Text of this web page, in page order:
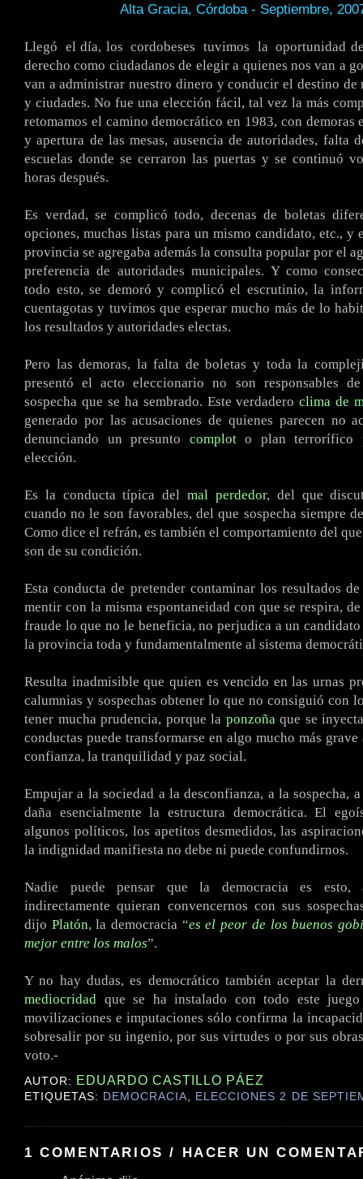
Alta Gracia, Córdoba - Septiembre,
Llegó el día, los .cordobeses tuvimos la.oportunidad
derecho como ciudadanos de elegir a quienes nos van a
van a administrar nuestro dinero y conducir el destino de
y ciudades. No fue una elección fácil, tal vez la más
retomamos el camino democrático en 1983, con demoras
y apertura de las mesas, ausencia de autoridades, falta
escuelas donde se cerraron las puertas y se continuó
horas después.
Es verdad, se complicó todo, decenas de boletas
opciones, muchas listas para un mismo candidato, etc., y
provincia se agregaba además la consulta popular por el
preferencia de autoridades municipales. Y como
todo esto, se demoró y complicó el escrutinio, la
cuentagotas y tuvimos que esperar mucho más de lo
los resultados y autoridades electas.
Pero las demoras, la falta de boletas y toda la
presentó el acto eleccionario no son responsables
sospecha que se ha sembrado. Este verdaderoclima de
generado por las acusaciones de quienes parecen no
denunciando un presunto comploto plan terrorífico
elección.
Es la conducta típica delmal perdedor, del que
cuando no le son favorables, del que sospecha siempre
Como dice el refrán, es también el comportamiento del
son de su condición.
Esta conducta de pretender contaminar los resultados
mentir con la misma espontaneidad con que se respira,
fraude lo que no le beneficia, no perjudica a un
la provincia toda y fundamentalmente al sistema
Resulta inadmisible que quien es vencido en las urnas
calumnias y sospechas obtener lo que no consiguió con
tener mucha prudencia, porque la ponzoñaque se
conductas puede transformarse en algo mucho más
confianza, la tranquilidad y paz social.
Empujar a la sociedad a la desconfianza, a la sospecha,
daña esencialmente la estructura democrática. El
algunos políticos, los apetitos desmedidos, las
la indignidad manifiesta no debe ni puede confundirnos.
Nadie puede pensar que la democracia es esto,
indirectamente quieran convencernos con sus
dijo Platón, la democracia “es el peor de los buenos
mejor entre los malos”.
Y no hay dudas, es democrático también aceptar la
mediocridad que se ha instalado con todo este juego
movilizaciones e imputaciones sólo confirma la
sobresalir por su ingenio, por sus virtudes o por sus
voto.-
AUTOR: EDUARDO CASTILLO PÁEZ
ETIQUETAS: DEMOCRACIA, ELECCIONES 2 DE
1 COMENTARIOS / HACER UN